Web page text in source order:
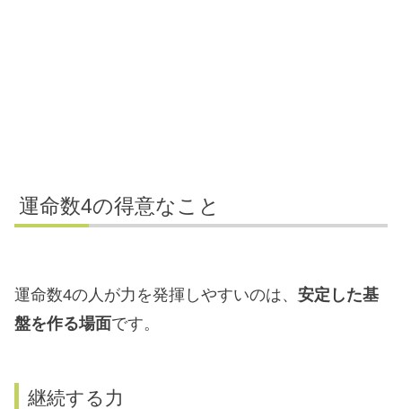
運命数4の得意なこと
運命数4の人が力を発揮しやすいのは、 安定した基
盤を作る場面です。
継続する力